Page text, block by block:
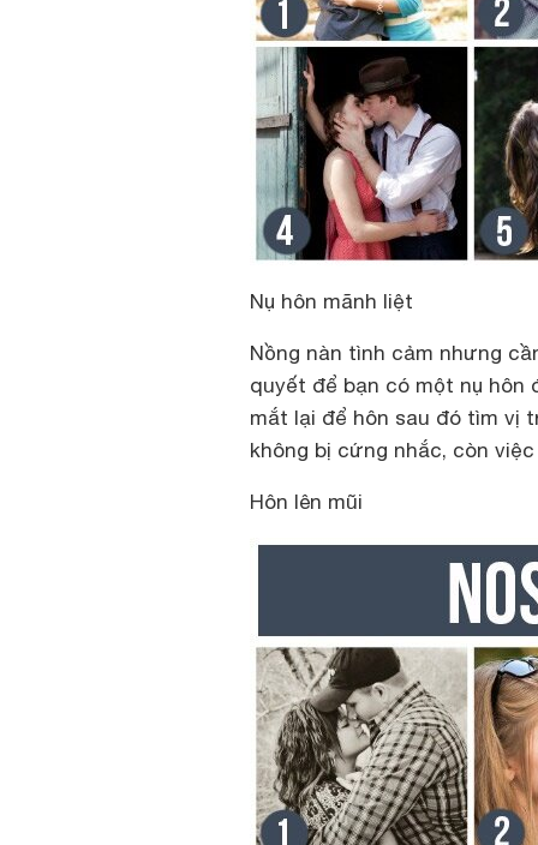
Nụ hôn mãnh liệt
Nồng nàn tình cảm nhưng
quyết để bạn có một nụ hôn
mắt lại để hôn sau đó tìm vị
không bị cứng nhắc, còn
Hôn lên mũi